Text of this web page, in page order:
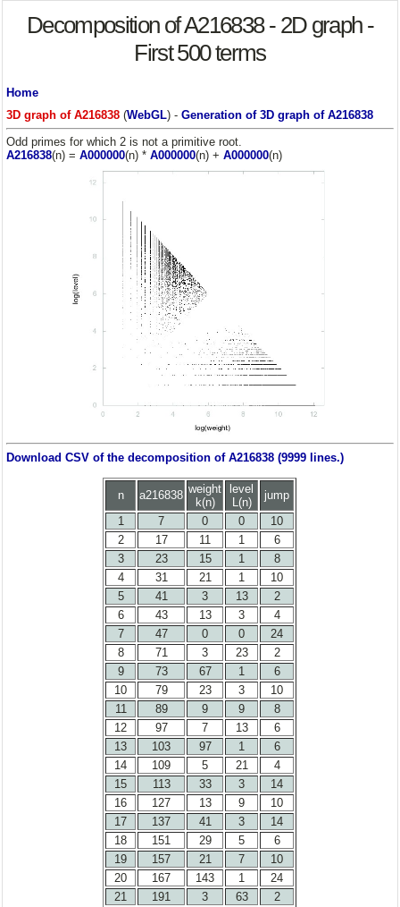
Decomposition of A216838 - 2D graph -
First 500 terms
Home
3D graph of A216838(WebGL) - Generation of 3D graph of A216838
Odd primes for which 2 is not a primitive root.
A216838(n) = A000000(n) * A000000(n) + A000000(n)
Download CSV of the decomposition of A216838 (9999 lines.)
n a216838 weight
k(n)
level
L(n)
jump
1
7 0 0
10
2
17 11 1
6
3
23 15 1
8
4
31 21 1
10
5
41 3 13
2
6
43 13 3
4
7
47 0 0
24
8
71 3 23
2
9
73 67 1
6
10
79 23 3
10
11
89 9 9
8
12
97 7 13
6
13
103 97 1
6
14
109 5 21
4
15
113 33 3
14
16
127 13 9
10
17
137 41 3
14
18
151 29 5
6
19
157 21 7
10
20
167 143 1
24
21
191 3 63
2